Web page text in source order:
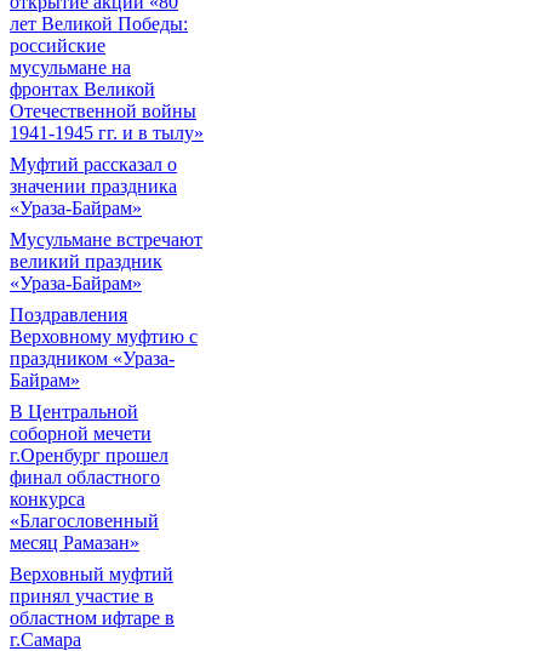
лет Великой Победы:
российские
мусульмане на
фронтах Великой
Отечественной войны
1941-1945 гг. и в тылу»
Муфтий рассказал о
значении праздника
«Ураза-Байрам»
Мусульмане встречают
великий праздник
«Ураза-Байрам»
Поздравления
Верховному муфтию с
праздником «Ураза-
Байрам»
В Центральной
соборной мечети
г.Оренбург прошел
финал областного
конкурса
«Благословенный
месяц Рамазан»
Верховный муфтий
принял участие в
областном ифтаре в
г.Самара